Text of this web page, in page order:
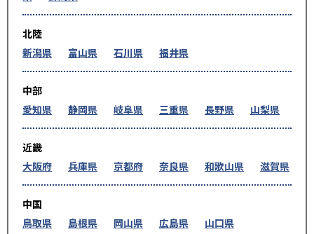
北陸
新潟県
富山県 石川県 福井県
中部
愛知県
静岡県 岐阜県 三重県 長野県 山梨県
近畿
大阪府
兵庫県 京都府 奈良県 和歌山県 滋賀県
中国
鳥取県
島根県 岡山県 広島県 山口県